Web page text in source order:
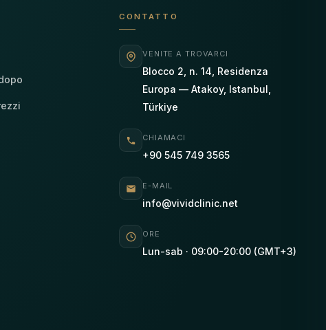
CONTATTO
VENITE A TROVARCI
Blocco 2, n. 14, Residenza
Europa — Atakoy, Istanbul,
Türkiye
CHIAMACI
+90 545 749 3565
E-MAIL
info@vividclinic.net
ORE
Lun-sab · 09:00-20:00 (GMT+3)